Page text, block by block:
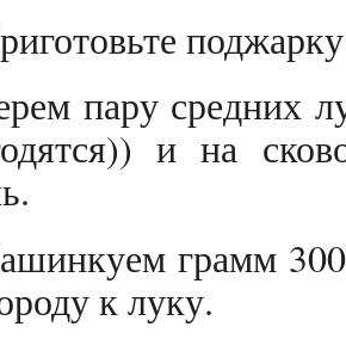
пару средних
и на
грамм
к луку.